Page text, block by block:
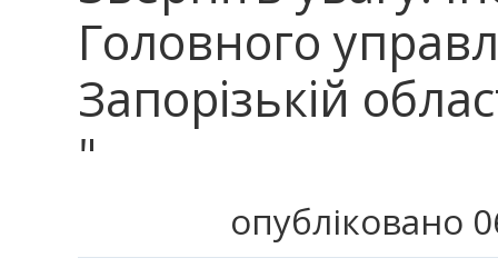
Головного
Запорізькій
"
опубліковано